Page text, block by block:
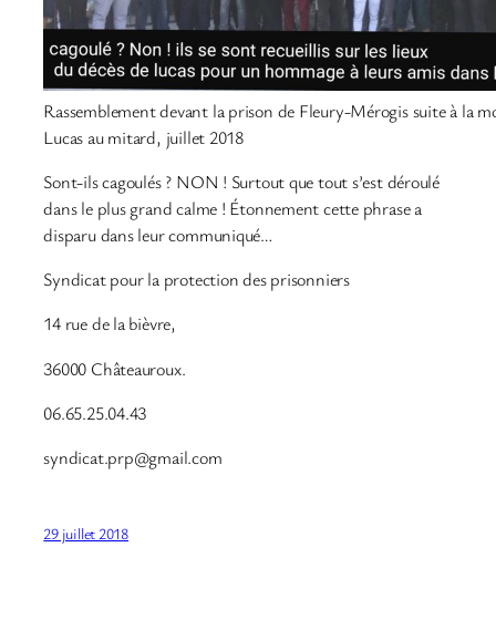
Rassemblement devant la prison de Fleury-Mérogis suite à la
Lucas au mitard, juillet 2018
Sont-ils cagoulés ? NON ! Surtout que tout s’est déroulé
dans le plus grand calme ! Étonnement cette phrase a
disparu dans leur communiqué…
Syndicat pour la protection des prisonniers
14 rue de la bièvre,
36000 Châteauroux.
06.65.25.04.43
syndicat.prp@gmail.com
29 juillet 2018